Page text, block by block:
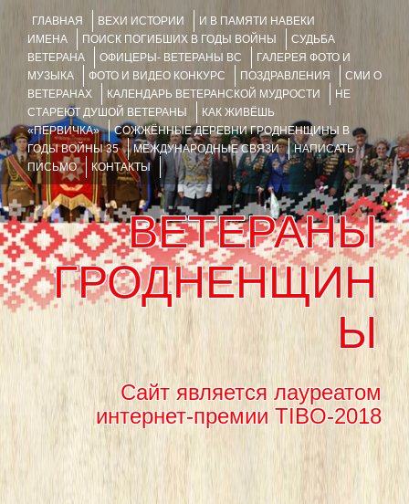
ГЛАВНАЯ ВЕХИ ИСТОРИИ
И В ПАМЯТИ НАВЕКИ
ИМЕНА
ПОИСК ПОГИБШИХ В ГОДЫ ВОЙНЫ
СУДЬБА
ВЕТЕРАНА
ОФИЦЕРЫ- ВЕТЕРАНЫ ВС
ГАЛЕРЕЯ ФОТО И
МУЗЫКА
ФОТО И ВИДЕО КОНКУРС ПОЗДРАВЛЕНИЯ
СМИ О
ВЕТЕРАНАХ
КАЛЕНДАРЬ ВЕТЕРАНСКОЙ МУДРОСТИ
НЕ
СТАРЕЮТ ДУШОЙ ВЕТЕРАНЫ
КАК ЖИВЁШЬ
«ПЕРВИЧКА»
СОЖЖЁННЫЕ ДЕРЕВНИ ГРОДНЕНЩИНЫ В
ГОДЫ ВОЙНЫ 35
МЕЖДУНАРОДНЫЕ СВЯЗИ
НАПИСАТЬ
ПИСЬМО
КОНТАКТЫ
ВЕТЕРАНЫ
ГРОДНЕНЩИН
Ы
Сайт является лауреатом
интернет-премии TIBO-2018